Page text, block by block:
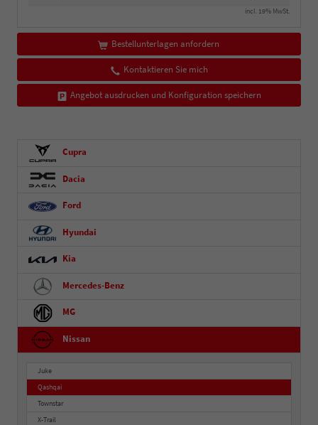
incl. 19% MwSt.
Bestellunterlagen anfordern
Kontaktieren Sie mich
Angebot ausdrucken und Konfiguration speichern
Cupra
Dacia
Ford
Hyundai
Kia
Mercedes-Benz
MG
Nissan
Juke
Qashqai
Townstar
X-Trail